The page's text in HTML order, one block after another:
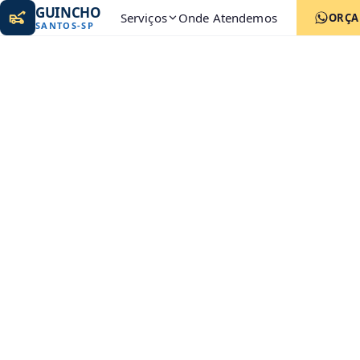
GUINCHO
SANTOS-SP Serviços Onde Atendemos